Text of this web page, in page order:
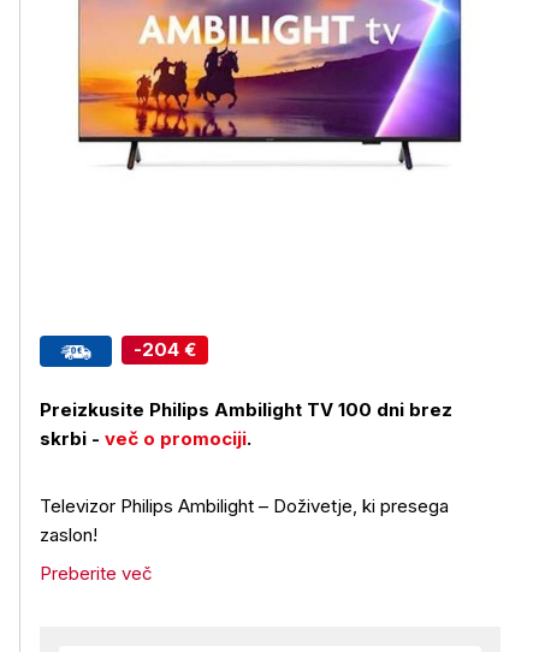
-204 €
Preizkusite Philips Ambilight TV 100 dni brez
skrbi - več o promociji.
Televizor Philips Ambilight – Doživetje, ki presega
zaslon!
Preberite več